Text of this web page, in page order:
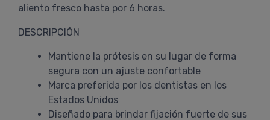
aliento fresco hasta por 6 horas.
DESCRIPCIÓN
Mantiene la prótesis en su lugar de forma
segura con un ajuste confortable
Marca preferida por los dentistas en los
Estados Unidos
Diseñado para brindar fijación fuerte de sus